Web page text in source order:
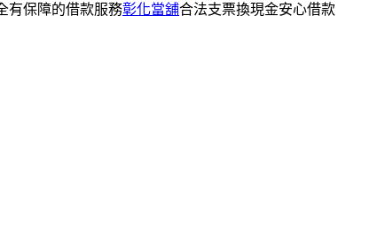
有保障的借款服務彰化當舖合法支票換現金安心借款